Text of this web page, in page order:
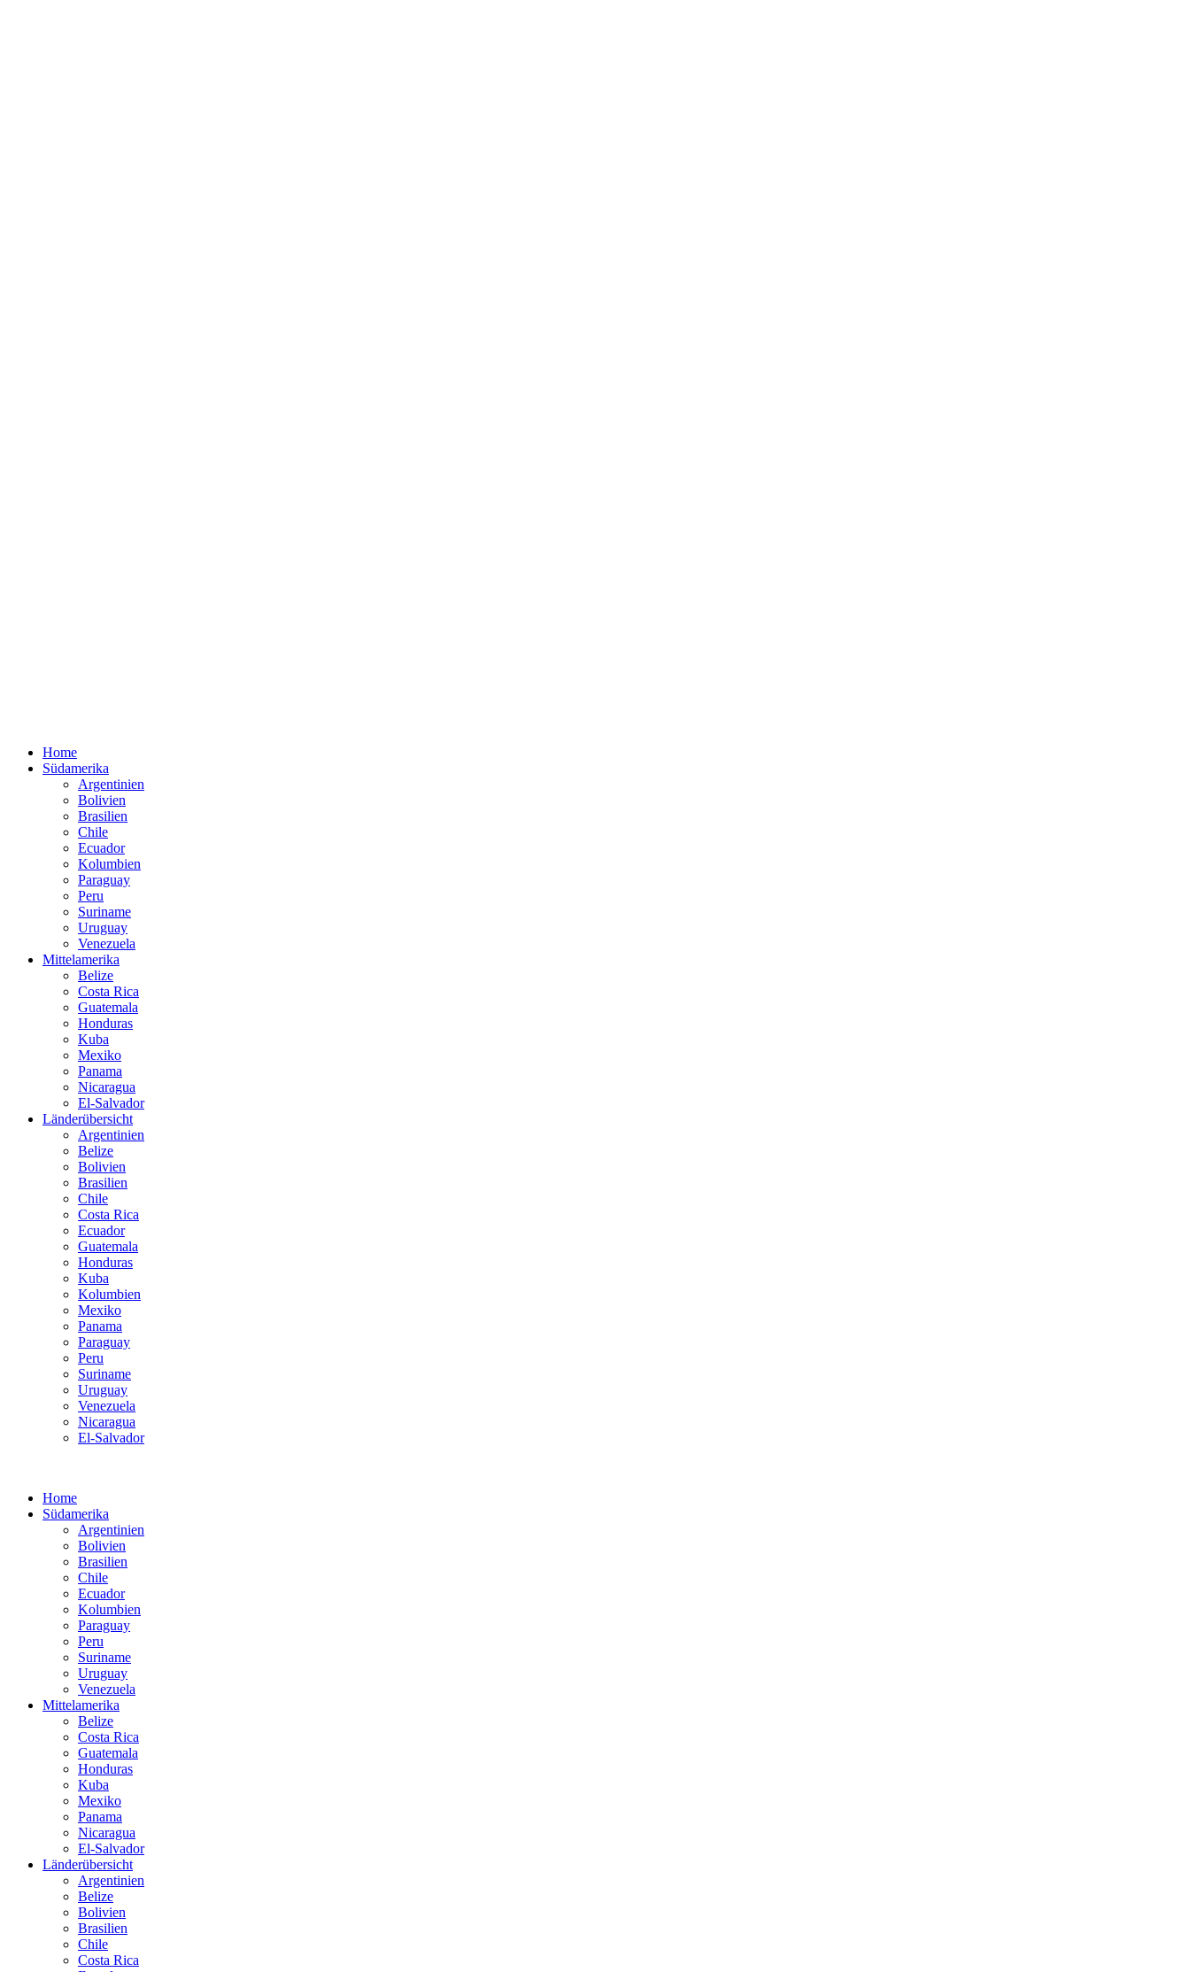
Home
Südamerika
Argentinien
Bolivien
Brasilien
Chile
Ecuador
Kolumbien
Paraguay
Peru
Suriname
Uruguay
Venezuela
Mittelamerika
Belize
Costa Rica
Guatemala
Honduras
Kuba
Mexiko
Panama
Nicaragua
El-Salvador
Länderübersicht
Argentinien
Belize
Bolivien
Brasilien
Chile
Costa Rica
Ecuador
Guatemala
Honduras
Kuba
Kolumbien
Mexiko
Panama
Paraguay
Peru
Suriname
Uruguay
Venezuela
Nicaragua
El-Salvador
Home
Südamerika
Argentinien
Bolivien
Brasilien
Chile
Ecuador
Kolumbien
Paraguay
Peru
Suriname
Uruguay
Venezuela
Mittelamerika
Belize
Costa Rica
Guatemala
Honduras
Kuba
Mexiko
Panama
Nicaragua
El-Salvador
Länderübersicht
Argentinien
Belize
Bolivien
Brasilien
Chile
Costa Rica